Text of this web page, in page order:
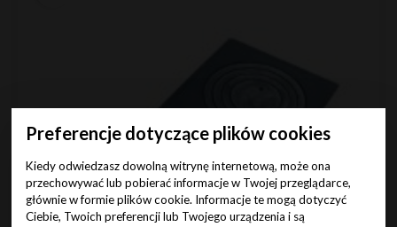
Preferencje dotyczące plików cookies
Kiedy odwiedzasz dowolną witrynę internetową, może ona
przechowywać lub pobierać informacje w Twojej przeglądarce,
głównie w formie plików cookie. Informacje te mogą dotyczyć
Ciebie, Twoich preferencji lub Twojego urządzenia i są